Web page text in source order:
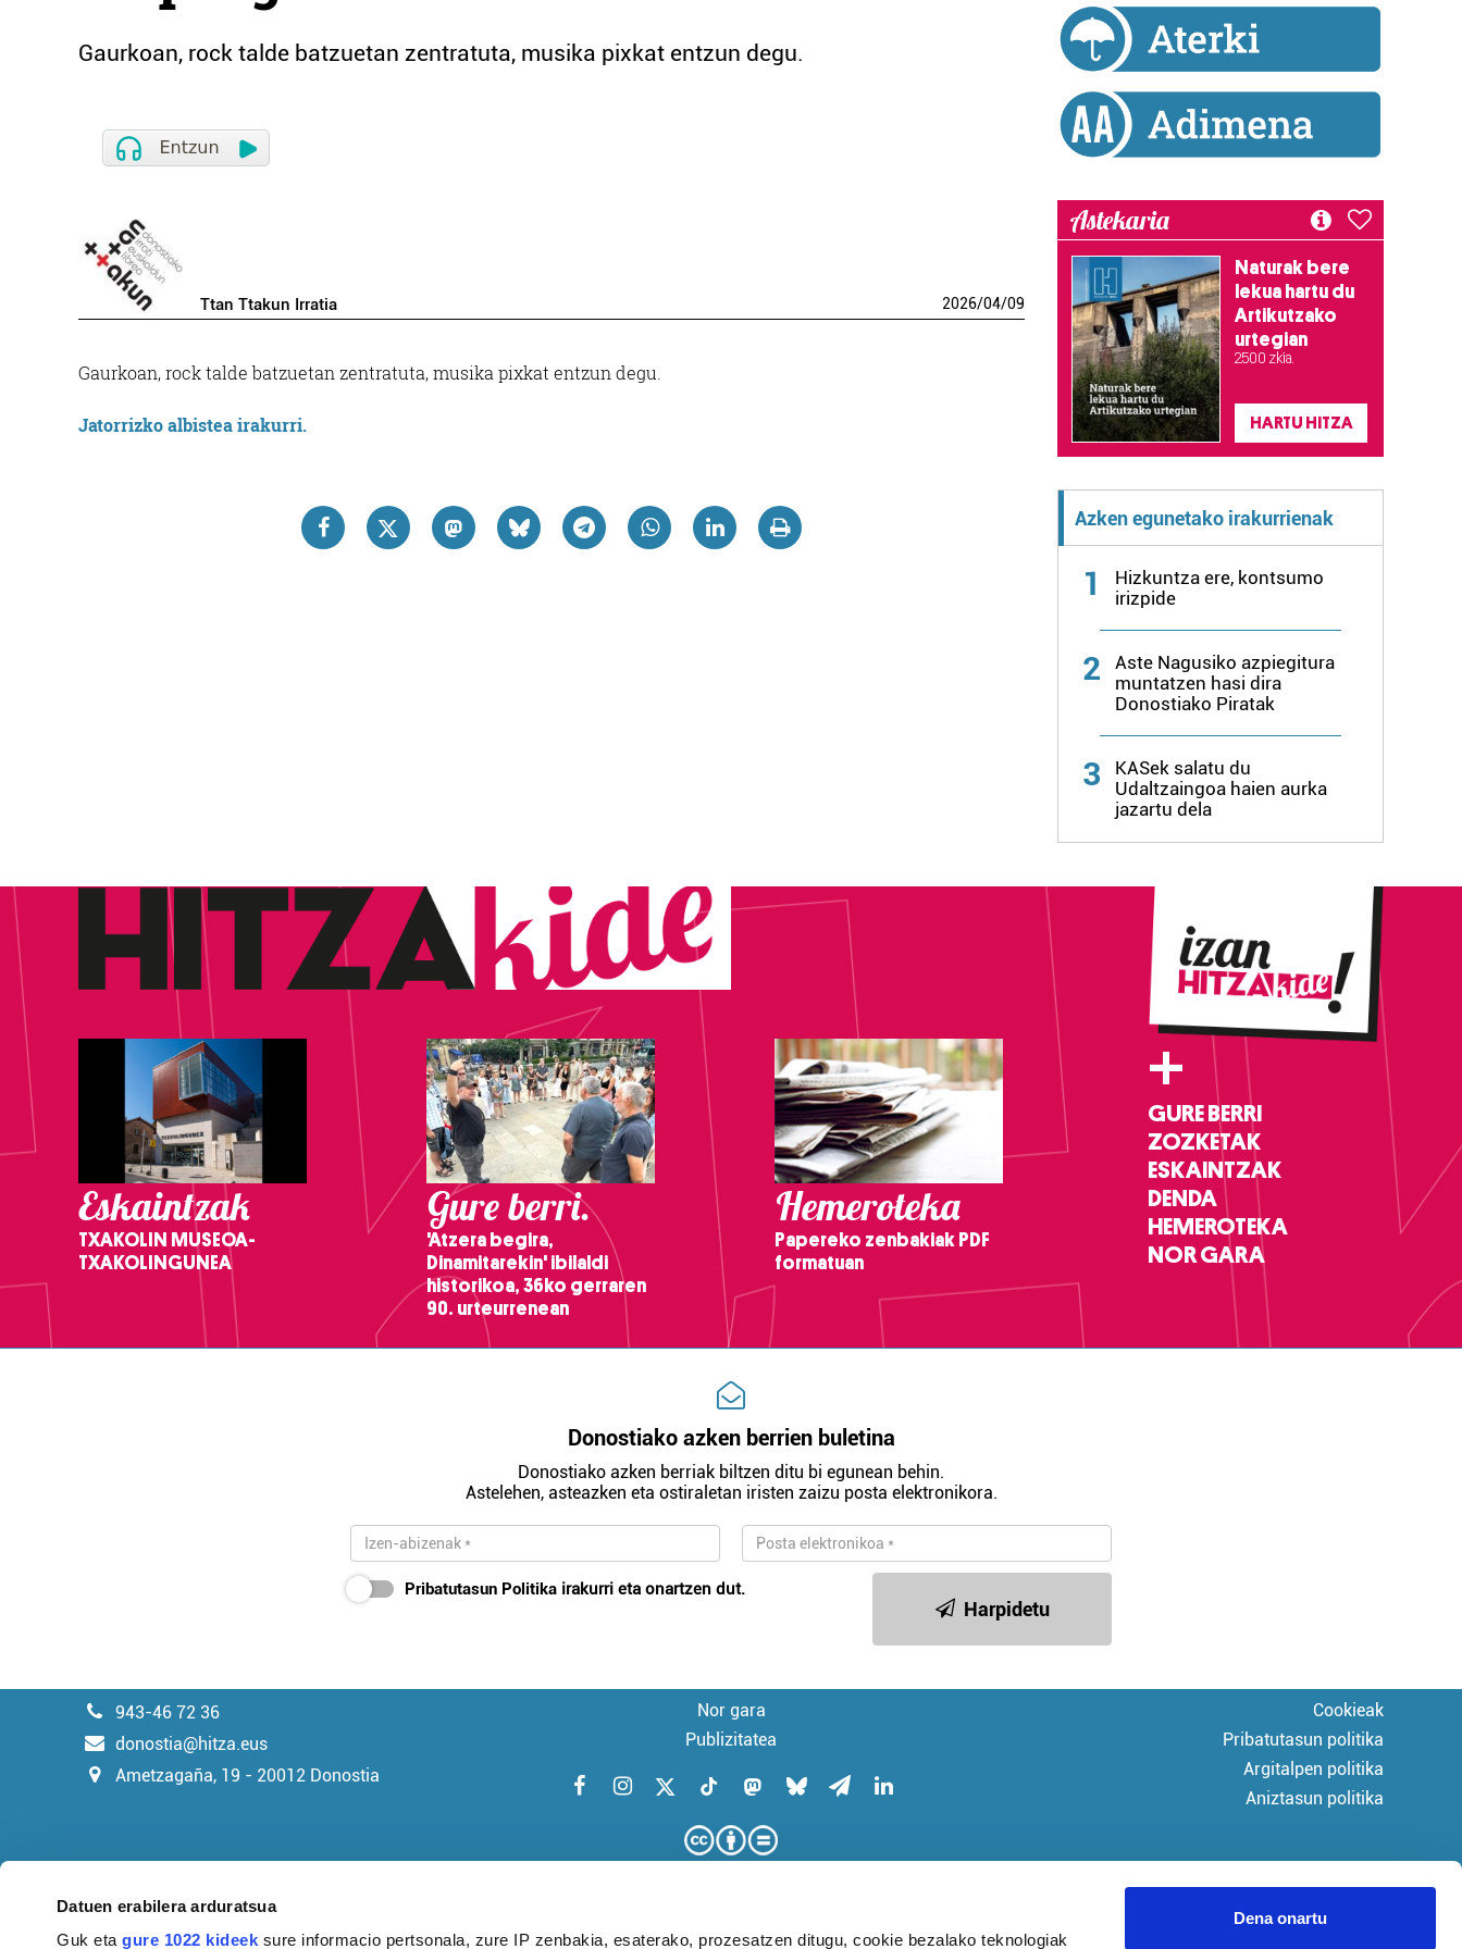
Datuen erabilera arduratsua
Guk etagure 1022 kideek sure informacio pertsonala, zure IP zenbakia, esaterako, prozesatzen ditugu, cookie bezalako teknologiak
Dena onartu
Gaurkoan, rock talde batzuetan zentratuta, musika pixkat entzun degu.
Ttan Ttakun Irratia 2026/04/09
Gaurkoan, rock talde batzuetan zentratuta, musika pixkat entzun degu.
Jatorrizko albistea irakurri.
Astekaria
Naturak bere
lekua hartu du
Artikutzako
urtegian
2.500 zkia.
HARTU HITZA
Azken egunetako irakurrienak
1
Hizkuntza ere, kontsumo
irizpide
2
Aste Nagusiko azpiegitura
muntatzen hasi dira
Donostiako Piratak
3
KASek salatu du
Udaltzaingoa haien aurka
jazartu dela
Eskaintzak
TXAKOLIN MUSEOA-
TXAKOLINGUNEA
Gure berri.
'Atzera begira,
Dinamitarekin' ibilaldi
historikoa, 36ko gerraren
90. urteurrenean
Hemeroteka
Papereko zenbakiak PDF
formatuan
+
GURE BERRI
ZOZKETAK
ESKAINTZAK
DENDA
HEMEROTEKA
NOR GARA
Donostiako azken berrien buletina
Donostiako azken berriak biltzen ditu bi egunean behin.
Astelehen, asteazken eta ostiraletan iristen zaizu posta elektronikora.
Pribatutasun Politika irakurri eta onartzen dut.
Harpidetu
943-46 72 36
donostia@hitza.eus
Ametzagaña, 19 - 20012 Donostia
Nor gara
Publizitatea
Cookieak
Pribatutasun politika
Argitalpen politika
Aniztasun politika